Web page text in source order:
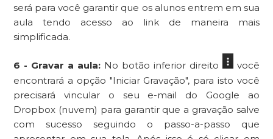
será para você garantir que os alunos entrem em sua
aula tendo acesso ao link de maneira mais
simplificada.
6 - Gravar a aula: No botão inferior direito
você
encontrará a opção "Iniciar Gravação", para isto você
precisará vincular o seu e-mail do Google ao
Dropbox (nuvem) para garantir que a gravação salve
com sucesso seguindo o passo-a-passo que